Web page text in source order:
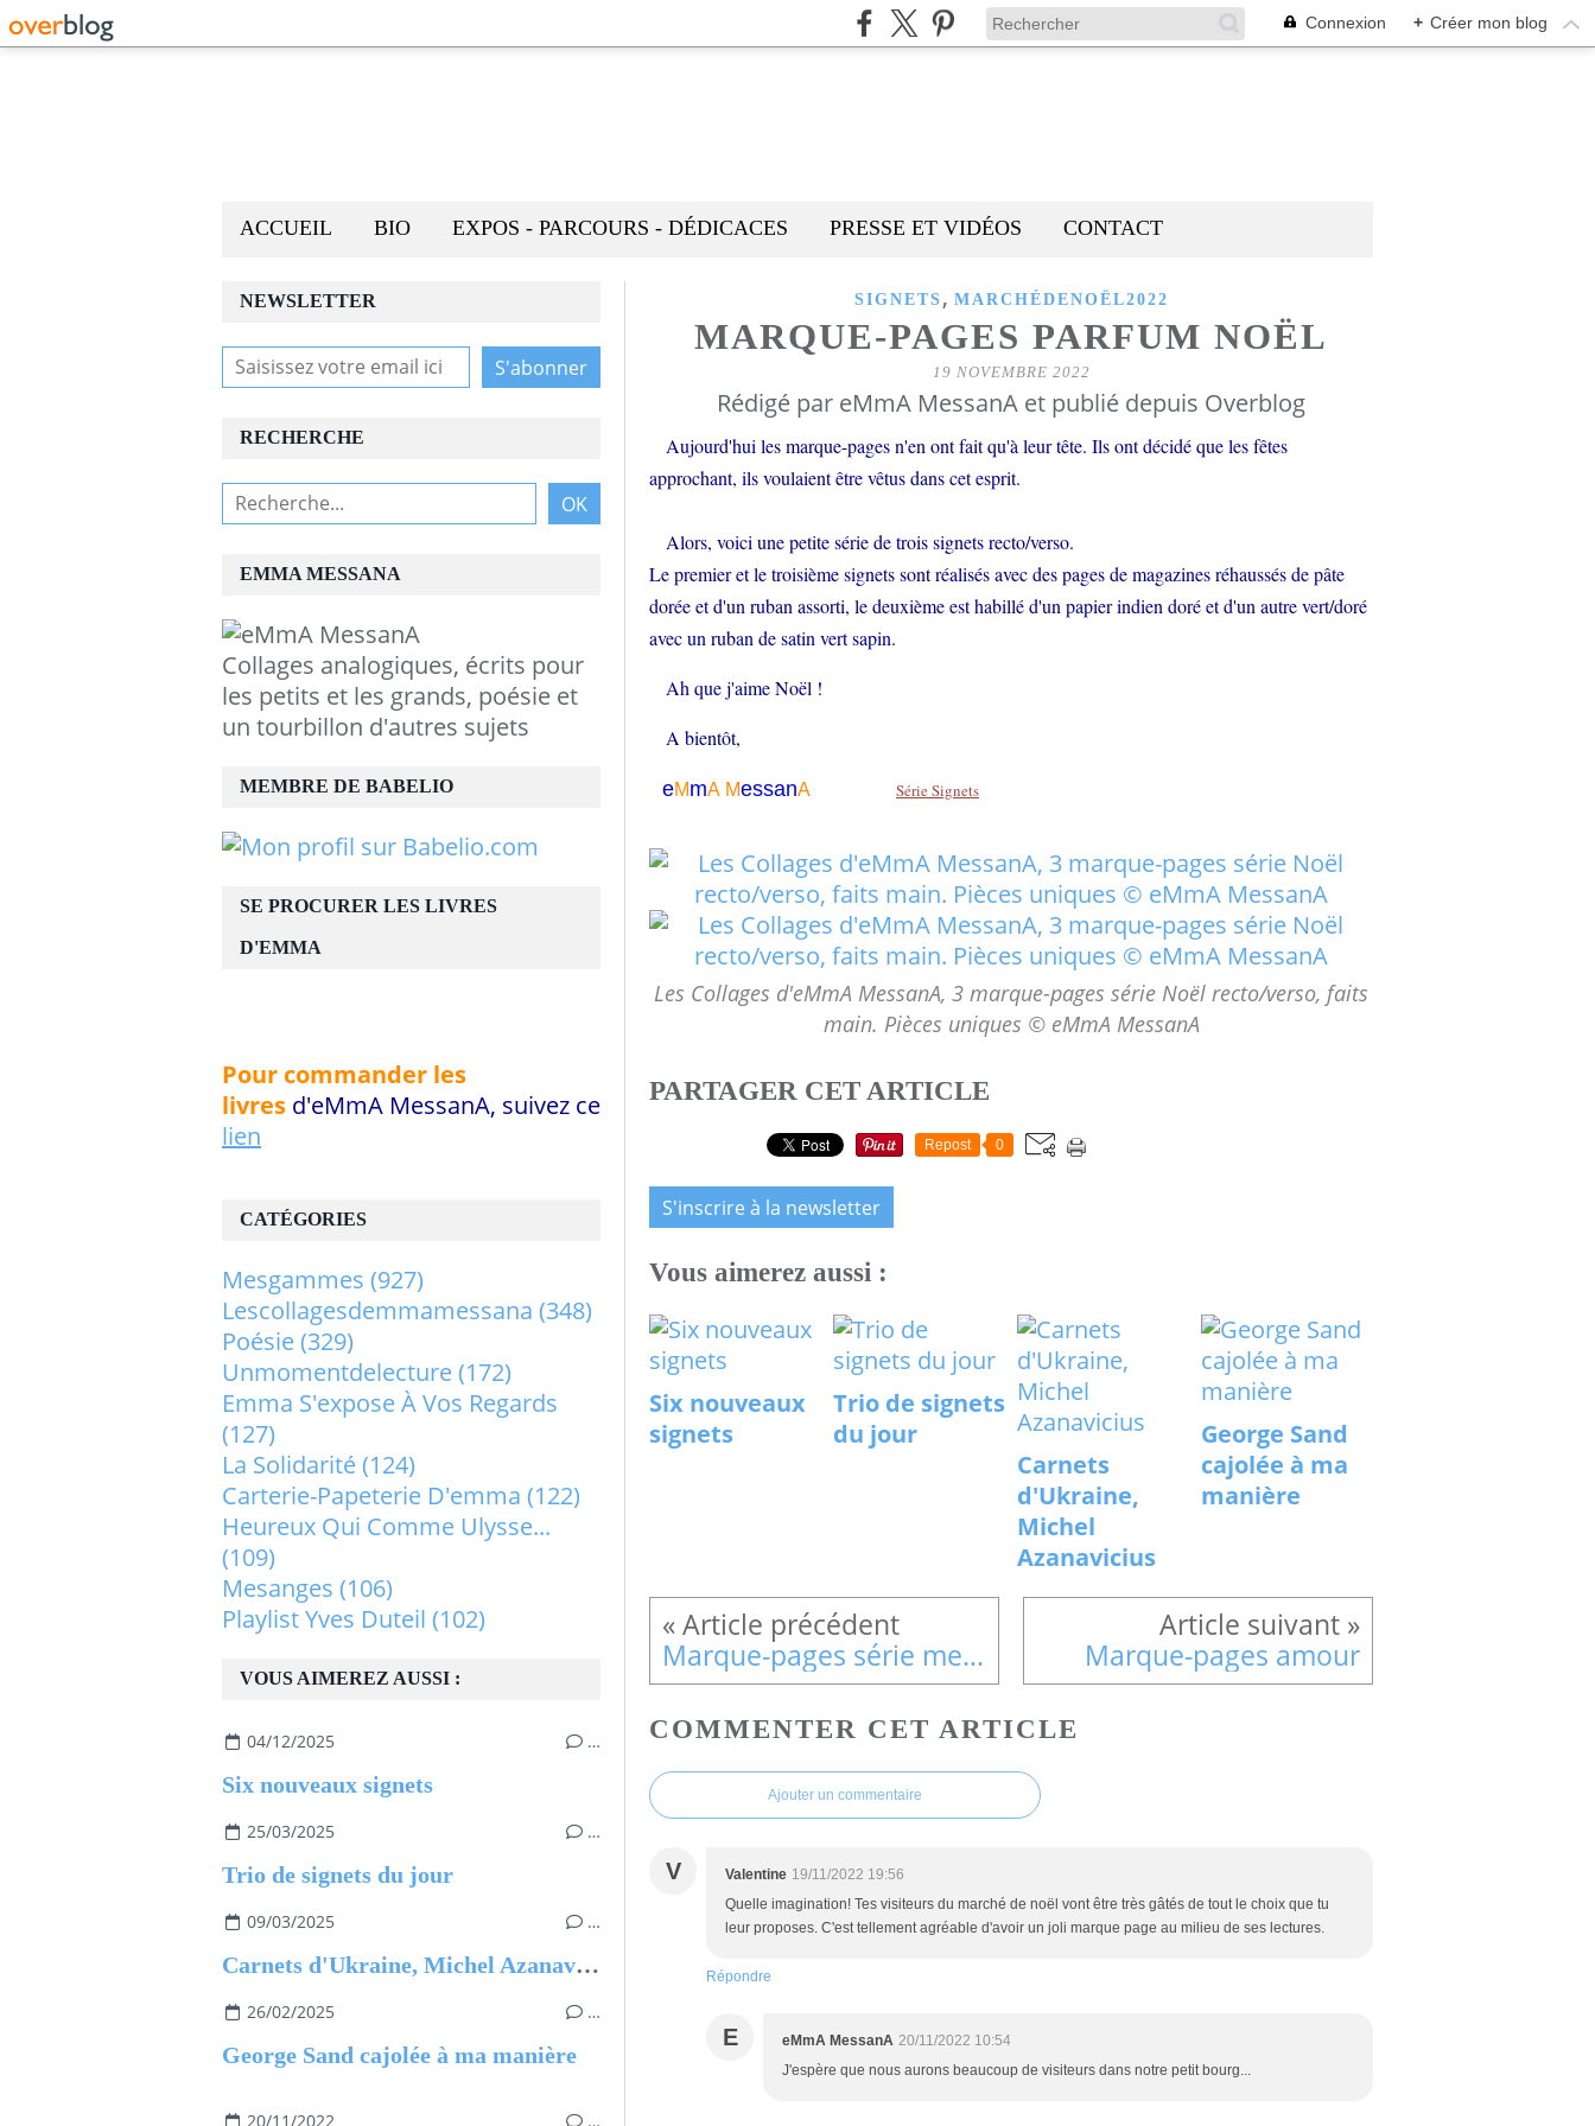
Connexion + Créer mon blog
ACCUEIL BIO EXPOS - PARCOURS - DÉDICACES PRESSE ET VIDÉOS CONTACT
SIGNETS , MARCHÉDENOËL2022
MARQUE-PAGES PARFUM NOËL
19 NOVEMBRE 2022
Rédigé par eMmA MessanA et publié depuis Overblog
Aujourd'hui les marque-pages n'en ont fait qu'à leur tête. Ils ont décidé que les fêtes
approchant, ils voulaient être vêtus dans cet esprit.
Alors, voici une petite série de trois signets recto/verso.
Le premier et le troisième signets sont réalisés avec des pages de magazines réhaussés de pâte
dorée et d'un ruban assorti, le deuxième est habillé d'un papier indien doré et d'un autre vert/doré
avec un ruban de satin vert sapin.
Ah que j'aime Noël !
A bientôt,
eMmA MessanA Série Signets
Les Collages d'eMmA MessanA, 3 marque-pages série Noël recto/verso, faits
main. Pièces uniques © eMmA MessanA
PARTAGER CET ARTICLE
Repost 0
S'inscrire à la newsletter
Vous aimerez aussi :
Six nouveaux
signets
Trio de signets
du jour
Carnets
d'Ukraine,
Michel
Azanavicius
George Sand
cajolée à ma
manière
Marque-pages série menus vintage Marque-pages amour
COMMENTER CET ARTICLE
Ajouter un commentaire
V Valentine 19/11/2022 19:56
Quelle imagination! Tes visiteurs du marché de noël vont être très gâtés de tout le choix que tu
leur proposes. C'est tellement agréable d'avoir un joli marque page au milieu de ses lectures.
Répondre
E eMmA MessanA 20/11/2022 10:54
J'espère que nous aurons beaucoup de visiteurs dans notre petit bourg...
NEWSLETTER
RECHERCHE
EMMA MESSANA
Collages analogiques, écrits pour
les petits et les grands, poésie et
un tourbillon d'autres sujets
VOUS AIMEREZ AUSSI :
04/12/2025 …
Six nouveaux signets
25/03/2025 …
Trio de signets du jour
09/03/2025 …
Carnets d'Ukraine, Michel Azanavicius
26/02/2025 …
George Sand cajolée à ma manière
20/11/2022 …
CATÉGORIES
Mesgammes (927)
Lescollagesdemmamessana (348)
Poésie(329)
Unmomentdelecture(172)
Emma S'expose À Vos Regards
(127)
La Solidarité(124)
Carterie-Papeterie D'emma (122)
Heureux Qui Comme Ulysse...
(109)
Mesanges (106)
Playlist Yves Duteil (102)
MEMBRE DE BABELIO
SE PROCURER LES LIVRES
D'EMMA
Pour commander les
livres d'eMmA MessanA, suivez ce
lien